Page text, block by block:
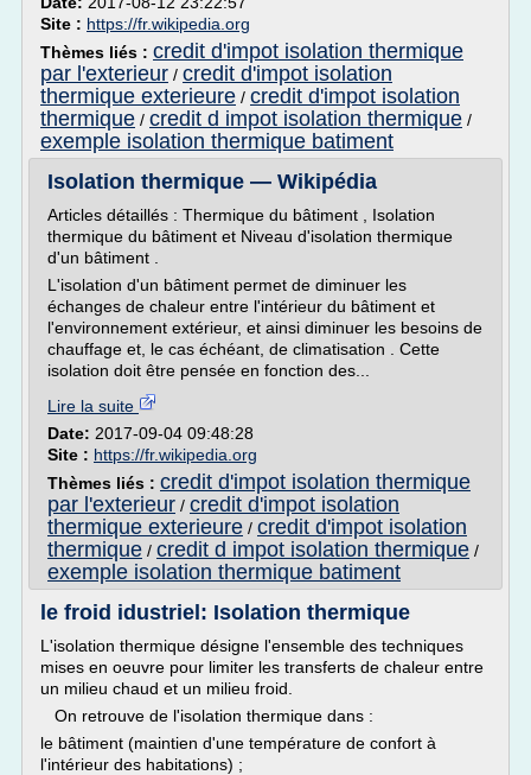
Site : https://fr.wikipedia.org
Thèmes liés : credit d'impot isolation thermique
par l'exterieur / credit d'impot isolation
thermique exterieure / credit d'impot isolation
thermique / credit d impot isolation thermique /
exemple isolation thermique batiment
Isolation thermique — Wikipédia
Articles détaillés : Thermique du bâtiment , Isolation
thermique du bâtiment et Niveau d'isolation thermique
d'un bâtiment .
L'isolation d'un bâtiment permet de diminuer les
échanges de chaleur entre l'intérieur du bâtiment et
l'environnement extérieur, et ainsi diminuer les besoins de
chauffage et, le cas échéant, de climatisation . Cette
isolation doit être pensée en fonction des...
Lire la suite
Date: 2017-09-04 09:48:28
Site : https://fr.wikipedia.org
Thèmes liés : credit d'impot isolation thermique
par l'exterieur / credit d'impot isolation
thermique exterieure / credit d'impot isolation
thermique / credit d impot isolation thermique /
exemple isolation thermique batiment
le froid idustriel: Isolation thermique
L'isolation thermique désigne l'ensemble des techniques
mises en oeuvre pour limiter les transferts de chaleur entre
un milieu chaud et un milieu froid.
On retrouve de l'isolation thermique dans :
le bâtiment (maintien d'une température de confort à
l'intérieur des habitations) ;